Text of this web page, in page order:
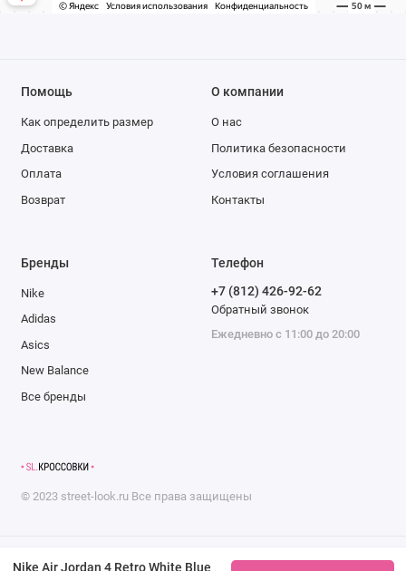
Nike Air Jordan 4 Retro White Blue
Помощь
Как определить размер
Доставка
Оплата
Возврат
О компании
О нас
Политика безопасности
Условия соглашения
Контакты
Бренды
Nike
Adidas
Asics
New Balance
Все бренды
Телефон
+7 (812) 426-92-62
Обратный звонок
Ежедневно с 11:00 до 20:00
© 2023 street-look.ru Все права защищены